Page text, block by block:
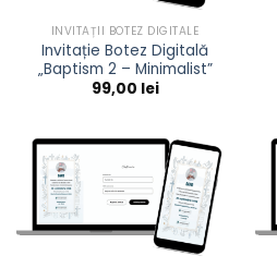
INVITAȚII BOTEZ DIGITALE
Invitație Botez Digitală
„Baptism 2 – Minimalist”
99,00 lei